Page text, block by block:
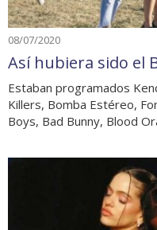
08/07/2020
Así hubiera sido el
Estaban programados
Killers, Bomba Estéreo,
Boys, Bad Bunny, Blood